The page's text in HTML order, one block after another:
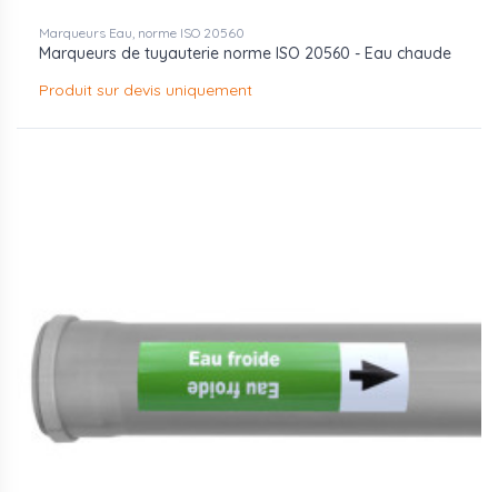
Marqueurs Eau, norme ISO 20560
Marqueurs de tuyauterie norme ISO 20560 - Eau chaude
Produit sur devis uniquement